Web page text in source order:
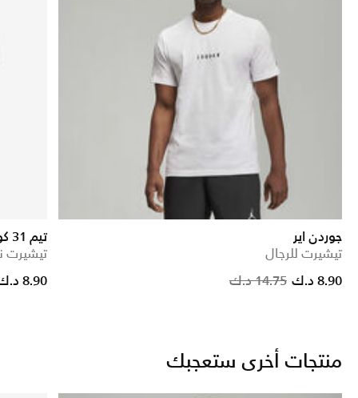
جوردن اير
تيشيرت للرجال
14.75 د.ك 8.90 د.ك
تيم 31 كورت-سايد ماكس 90
تيشيرت
from
8.90 د.ك
منتجات أخرى ستعجبك